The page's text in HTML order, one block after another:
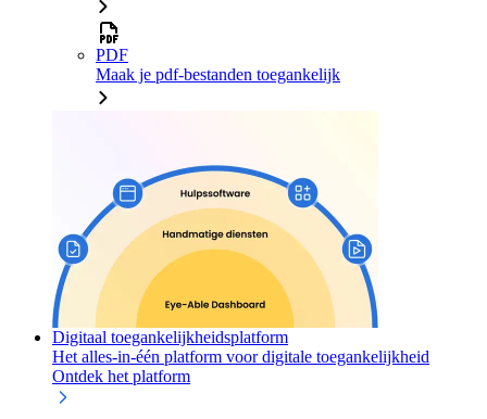
PDF
Maak je pdf-bestanden toegankelijk
Digitaal toegankelijkheidsplatform
Het alles-in-één platform voor digitale toegankelijkheid
Ontdek het platform